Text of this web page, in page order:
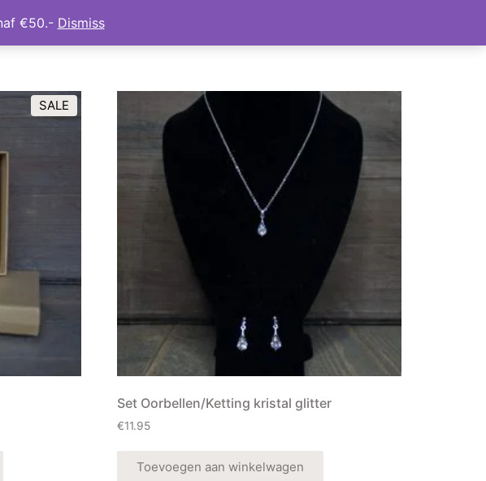
Kinder Actie
SALE
Set Oorbellen/Ketting kristal glitter
€11.95
Toevoegen aan winkelwagen
€50.- Dismiss